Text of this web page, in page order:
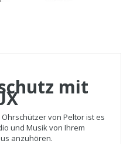
mit
von Peltor ist es
und Musik von Ihrem
anzuhören.